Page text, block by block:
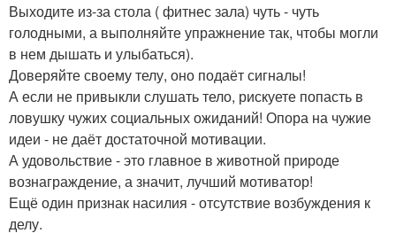
Выходите из-за стола ( фитнес зала) чуть - чуть
голодными, а выполняйте упражнение так, чтобы могли
в нем дышать и улыбаться).
Доверяйте своему телу, оно подаёт сигналы!
А если не привыкли слушать тело, рискуете попасть в
ловушку чужих социальных ожиданий! Опора на чужие
идеи - не даёт достаточной мотивации.
А удовольствие - это главное в животной природе
вознаграждение, а значит, лучший мотиватор!
Ещё один признак насилия - отсутствие возбуждения к
делу.